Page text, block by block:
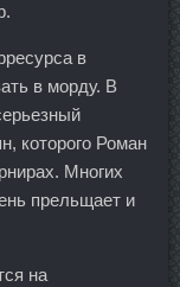
в
в морду. В
которого Роман
Многих
прельщает и
на